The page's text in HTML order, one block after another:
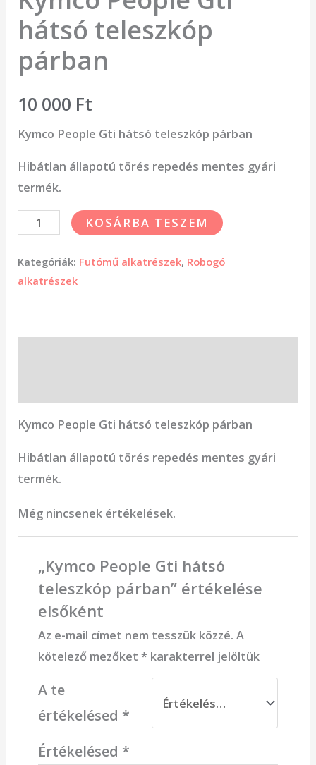
hátsó teleszkóp
párban
10 000 Ft
Kymco People Gti hátsó teleszkóp párban
Hibátlan állapotú törés repedés mentes gyári
termék.
KOSÁRBA TESZEM
Kategóriák: Futómű alkatrészek, Robogó
alkatrészek
Kymco People Gti hátsó teleszkóp párban
Hibátlan állapotú törés repedés mentes gyári
termék.
Még nincsenek értékelések.
„Kymco People Gti hátsó
teleszkóp párban” értékelése
elsőként
Az e-mail címet nem tesszük közzé. A
kötelező mezőket *karakterrel jelöltük
A te
értékelésed *
Értékelésed *